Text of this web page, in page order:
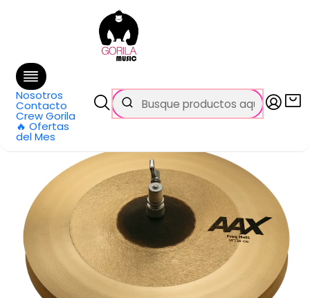
Nosotros
Contacto
Crew Gorila
🔥 Ofertas
del Mes
GRATIS
en Santiago y $99.990 en Regiones
Categorías Baterías y Percusión
Platillo Hi-Hat AAX Freq Hats 14 Pulgadas 214XFHN Sabian